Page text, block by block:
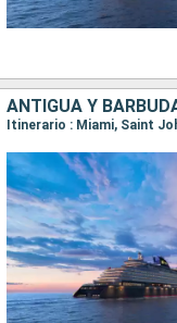
ANTIGUA Y